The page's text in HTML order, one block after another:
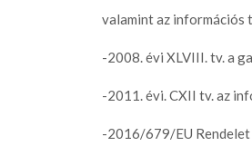
valamint az információs
-2008. évi XLVIII. tv. a
-2011. évi. CXII tv. az
-2016/679/EU Rendelet